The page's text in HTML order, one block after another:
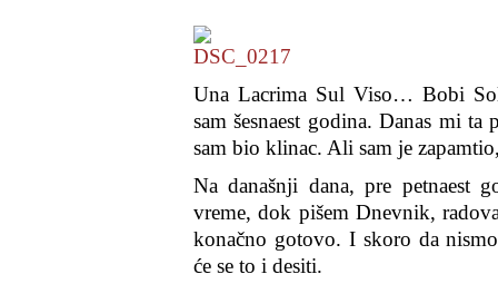
Una Lacrima Sul Viso… Bobi
sam šesnaest godina. Danas mi ta
sam bio klinac. Ali sam je
Na današnji dana, pre petnaest
vreme, dok pišem Dnevnik,
konačno gotovo. I skoro da
će se to i desiti.